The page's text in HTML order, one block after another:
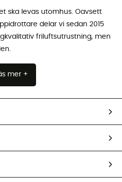
ska levas utomhus. Oavsett
delar vi sedan 2015
friluftsutrustning, men
mer +